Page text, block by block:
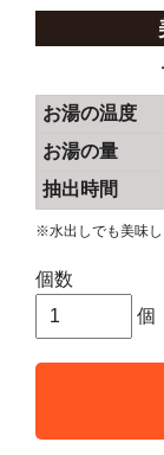
お湯の温度
お湯の量
抽出時間
※水出しでも美味し
個数
個